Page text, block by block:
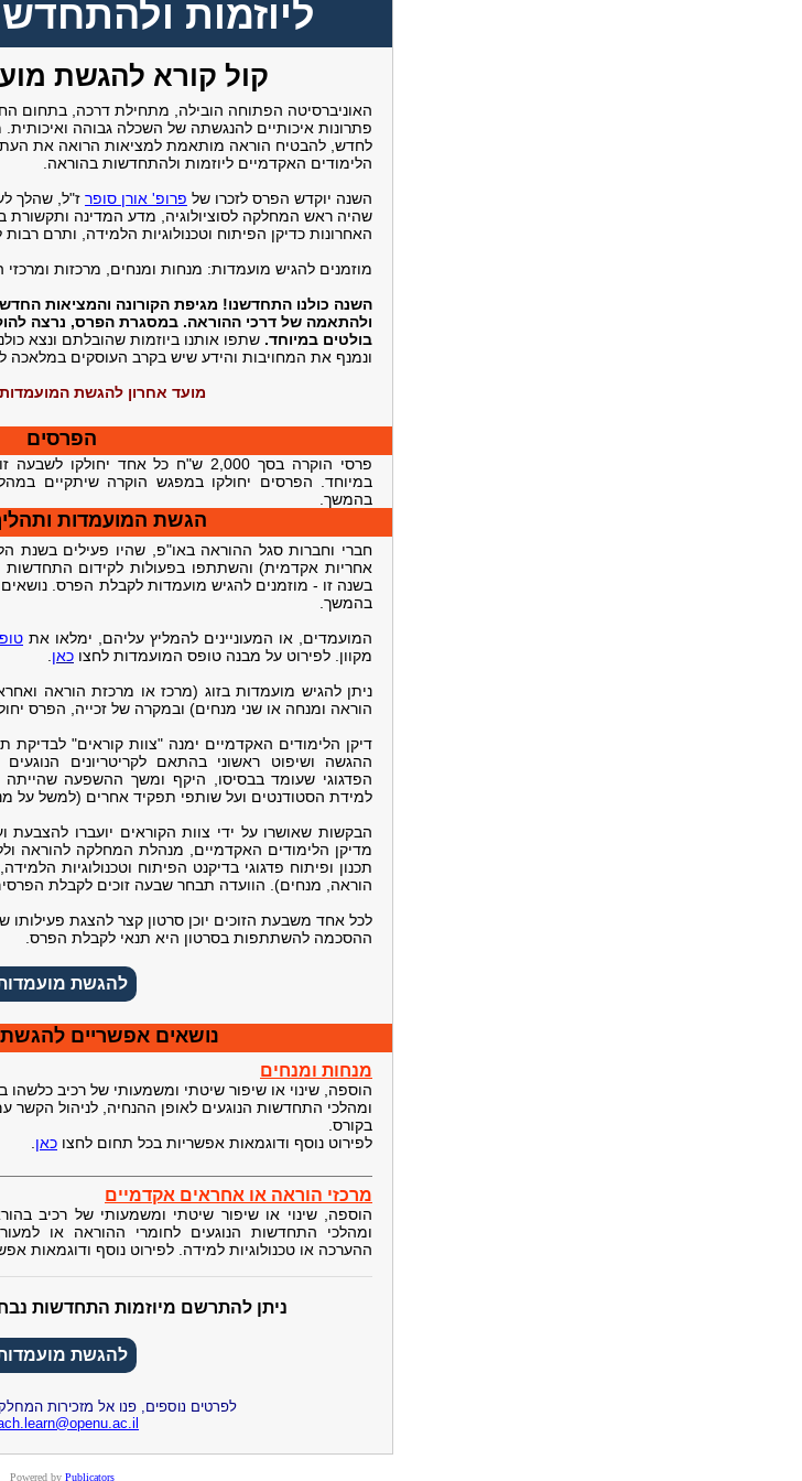
ליוזמות
קול קורא להגשת
האוניברסיטה הפתוחה הובילה, מתחילת דרכה, בתחום
פתרונות איכותיים להנגשתה של השכלה גבוהה ואיכותית.
לחדש, להבטיח הוראה מותאמת למציאות הרואה את
הלימודים האקדמיים ליוזמות ולהתחדשות בהוראה.
השנה יוקדש הפרס לזכרו של פרופ' אורן סופר ז"ל, שהלך
שהיה ראש המחלקה לסוציולוגיה, מדע המדינה ותקשורת
האחרונות כדיקן הפיתוח וטכנולוגיות הלמידה, ותרם
מוזמנים להגיש מועמדות: מנחות ומנחים, מרכזות ומרכזי
השנה כולנו התחדשנו! מגיפת הקורונה והמציאות
ולהתאמה של דרכי ההוראה. במסגרת הפרס, נרצה
בולטים במיוחד. שתפו אותנו ביוזמות שהובלתם ונצא
ונמנף את המחויבות והידע שיש בקרב העוסקים במלאכה
מועד אחרון להגשת המועמדות:
הפרסים
פרסי הוקרה בסך 2,000 ש"ח כל אחד
בהמשך.
הגשת המועמדות
חברי וחברות סגל ההוראה באו"פ, שהיו פעילים בשנת
אחריות אקדמית) והשתתפו בפעולות לקידום
בשנה זו - מוזמנים להגיש מועמדות לקבלת הפרס.
בהמשך.
המועמדים, או המעוניינים להמליץ עליהם, ימלאו את
מקוון. לפירוט על מבנה טופס המועמדות לחצו כאן
ניתן להגיש מועמדות בזוג (מרכז או מרכזת הוראה
הוראה ומנחה או שני מנחים) ובמקרה של זכייה, הפרס
דיקן הלימודים האקדמיים ימנה "צוות קוראים" לבדיקת
ההגשה ושיפוט ראשוני בהתאם לקריטריונים
הפדגוגי שעומד בבסיסו, היקף ומשך ההשפעה
למידת הסטודנטים ועל שותפי תפקיד אחרים (למשל על
הבקשות שאושרו על ידי צוות הקוראים יועברו
מדיקן הלימודים האקדמיים, מנהלת המחלקה להוראה
תכנון ופיתוח פדגוגי בדיקנט הפיתוח וטכנולוגיות
הוראה, מנחים). הוועדה תבחר שבעה זוכים לקבלת
לכל אחד משבעת הזוכים יוכן סרטון קצר להצגת פעילותו
ההסכמה להשתתפות בסרטון היא תנאי לקבלת הפרס.
להגשת
נושאים אפשריים
מנחות ומנחים
הוספה, שינוי או שיפור שיטתי ומשמעותי של רכיב כלשהו
ומהלכי התחדשות הנוגעים לאופן ההנחיה, לניהול הקשר
בקורס.
לפירוט נוסף ודוגמאות אפשריות בכל תחום לחצו כאן
מרכזי הוראה או אחראים אקדמיים
הוספה, שינוי או שיפור שיטתי ומשמעותי של רכיב
ומהלכי התחדשות הנוגעים לחומרי ההוראה או
ההערכה או טכנולוגיות למידה. לפירוט נוסף ודוגמאות
ניתן להתרשם מיוזמות התחדשות
להגשת
לפרטים נוספים, פנו אל מזכירות
Powered by Publicators